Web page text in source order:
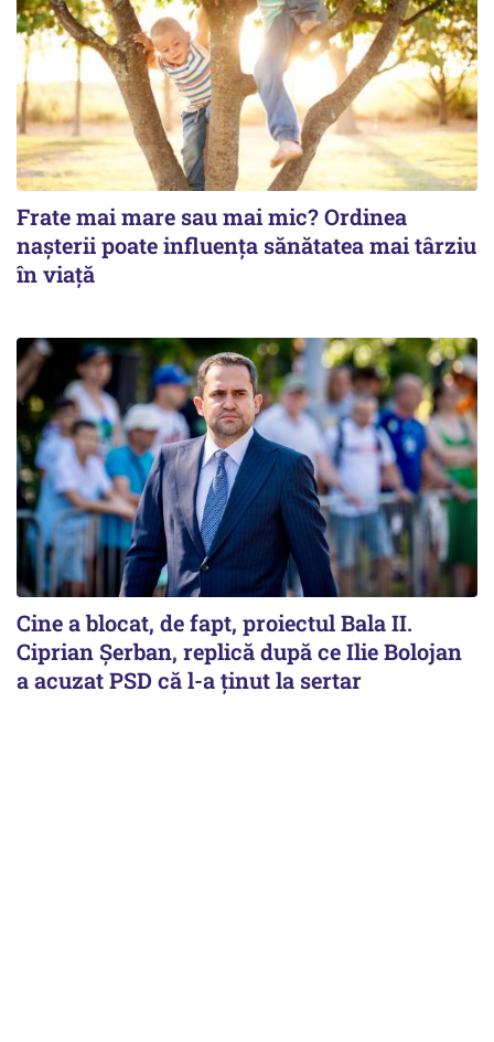
Frate mai mare sau mai mic? Ordinea
nașterii poate influența sănătatea mai târziu
în viață
Cine a blocat, de fapt, proiectul Bala II.
Ciprian Șerban, replică după ce Ilie Bolojan
a acuzat PSD că l-a ținut la sertar